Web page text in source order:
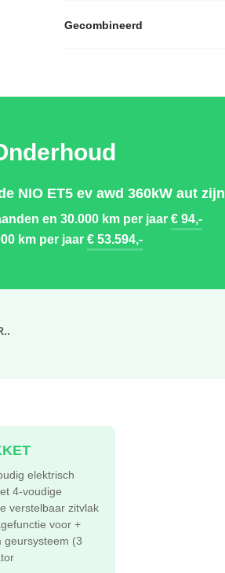
Gecombineerd
NIO ET5 ev awd 360kW aut zijn
en 30.000 km per jaar€ 94,-
km per jaar€ 53.594,-
elektrisch
4-voudige
verstelbaar zitvlak
voor +
geursysteem (3